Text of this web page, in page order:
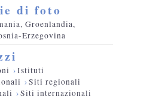
di foto
Groenlandia,
Erzegovina
›Istituti
›Siti regionali
›Siti internazionali